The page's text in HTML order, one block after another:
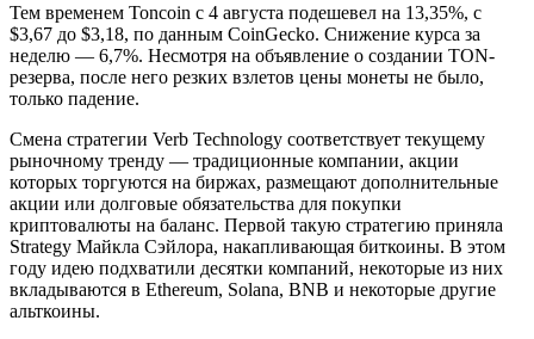
Тем временем Toncoin с 4 августа подешевел на 13,35%, с
$3,67 до $3,18, по данным CoinGecko. Снижение курса за
неделю — 6,7%. Несмотря на объявление о создании TON-
резерва, после него резких взлетов цены монеты не было,
только падение.
Смена стратегии Verb Technology соответствует текущему
рыночному тренду — традиционные компании, акции
которых торгуются на биржах, размещают дополнительные
акции или долговые обязательства для покупки
криптовалюты на баланс. Первой такую стратегию приняла
Strategy Майкла Сэйлора, накапливающая биткоины. В этом
году идею подхватили десятки компаний, некоторые из них
вкладываются в Ethereum, Solana, BNB и некоторые другие
альткоины.